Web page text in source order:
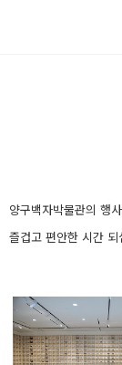
양구백자박물관의 행
즐겁고 편안한 시간 되